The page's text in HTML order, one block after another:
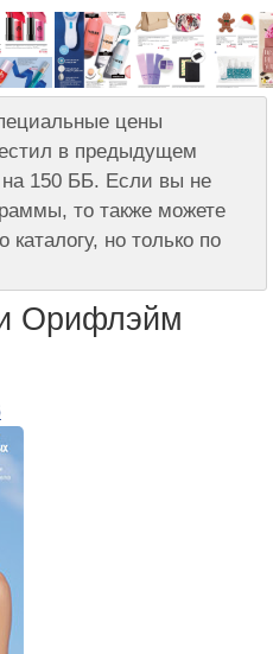
цены
в предыдущем
на 150 ББ. Если вы не
то также можете
но только по
Орифлэйм